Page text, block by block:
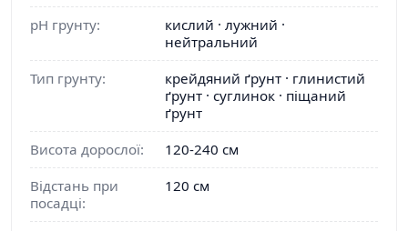
pH грунту:
кислий · лужний ·
нейтральний
Тип грунту:
крейдяний ґрунт · глинистий
ґрунт · суглинок · піщаний
ґрунт
Висота дорослої:
120-240 см
Відстань при
посадці:
120 см